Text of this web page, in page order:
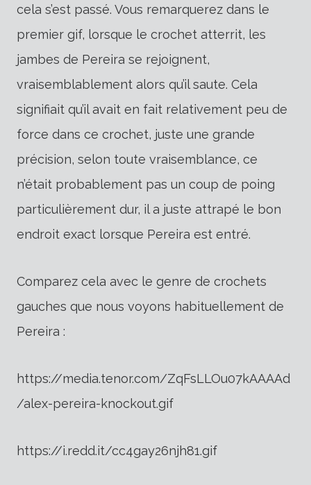
cela s’est passé. Vous remarquerez dans le
premier gif, lorsque le crochet atterrit, les
jambes de Pereira se rejoignent,
vraisemblablement alors qu’il saute. Cela
signifiait qu’il avait en fait relativement peu de
force dans ce crochet, juste une grande
précision, selon toute vraisemblance, ce
n’était probablement pas un coup de poing
particulièrement dur, il a juste attrapé le bon
endroit exact lorsque Pereira est entré.
Comparez cela avec le genre de crochets
gauches que nous voyons habituellement de
Pereira :
https://media.tenor.com/ZqFsLLOu07kAAAAd
/alex-pereira-knockout.gif
https://i.redd.it/cc4gay26njh81.gif